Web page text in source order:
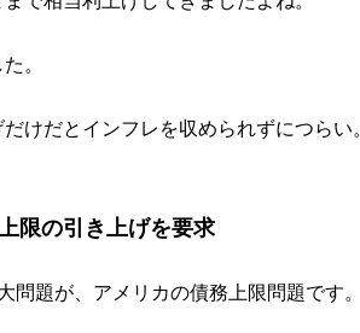
。
けだとインフレを収められずにつら
限の引き上げを要求
問題が、アメリカの債務上限問題です。